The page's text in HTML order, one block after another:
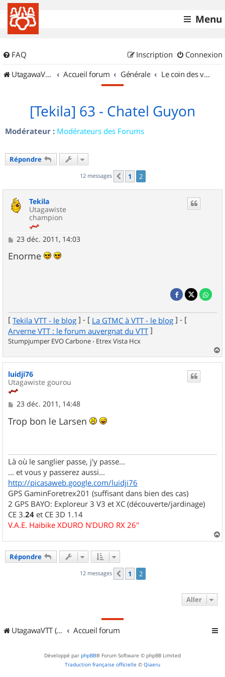
Menu
FAQ Connexion
Inscription
UtagawaVTT (Randos VTT et VTTAE avec traces GPS)
Accueil forum Générale Le coin des vidéastes
[Tekila] 63 - Chatel Guyon
Modérateur : Modérateurs des Forums
Répondre
12 messages Précédent
1 2
Tekila
Utagawiste
champion
M
s
s
23 déc. 2011, 14:03
Enorme
[ Tekila VTT - le blog ] - [ La GTMC à VTT - le blog ] - [
Arverne VTT : le forum auvergnat du VTT ]
Stumpjumper EVO Carbone - Etrex Vista Hcx
a
luidji76
Utagawiste gourou
M
s
s
23 déc. 2011, 14:48
Trop bon le Larsen
Là où le sanglier passe, j'y passe...
... et vous y passerez aussi...
http://picasaweb.google.com/luidji76
GPS GaminForetrex201 (suffisant dans bien des cas)
2 GPS BAYO: Exploreur 3 V3 et XC (découverte/jardinage)
CE 3.24 et CE 3D 1.14
V.A.E. Haibike XDURO N'DURO RX 26"
a
Répondre
12 messages Précédent
1 2
Aller
UtagawaVTT (Randos VTT et VTTAE avec traces GPS) Accueil forum
Développé par phpBB® Forum Software © phpBB Limited
Traduction française officielle © Qiaeru